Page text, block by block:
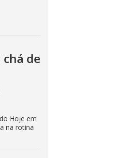
de
Hoje em
na rotina